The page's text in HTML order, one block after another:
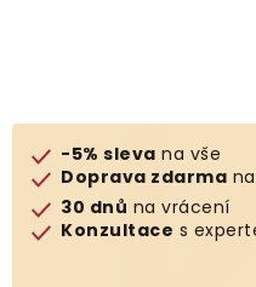
Kontakty
-5% sleva na vše
Doprava zdarma
30 dnů na vrácení
Konzultace s